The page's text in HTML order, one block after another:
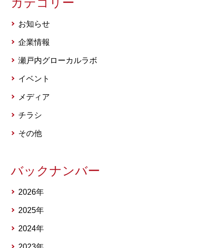
お知らせ
企業情報
瀬戸内グローカルラボ
イベント
メディア
チラシ
その他
バックナンバー
2026年
2025年
2024年